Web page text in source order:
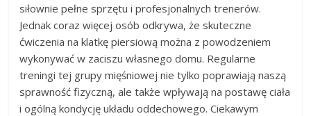
siłownie pełne sprzętu i profesjonalnych trenerów.
Jednak coraz więcej osób odkrywa, że skuteczne
ćwiczenia na klatkę piersiową można z powodzeniem
wykonywać w zaciszu własnego domu. Regularne
treningi tej grupy mięśniowej nie tylko poprawiają naszą
sprawność fizyczną, ale także wpływają na postawę ciała
i ogólną kondycję układu oddechowego. Ciekawym